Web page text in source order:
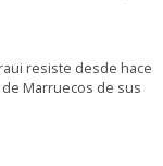
resiste desde hace
Marruecos de sus